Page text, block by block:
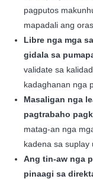
pagputos
mapadali ang
Libre nga mga
gidala sa
validate sa
kadaghanan nga
Masaligan nga
pagtrabaho
matag-an nga
kadena sa suplay
Ang tin-aw nga
pinaagi sa